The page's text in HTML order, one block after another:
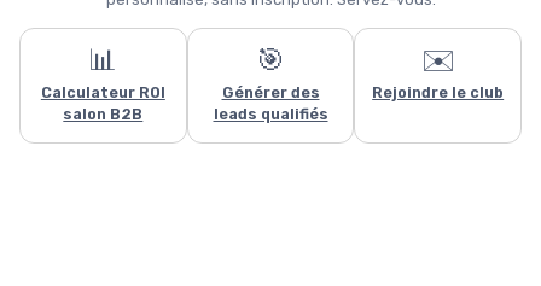
📊
Calculateur ROI
salon B2B
🎯
Générer des
leads qualifiés
✉️
Rejoindre le club
Ce site utilise des cookies et vous donne le contrôle sur ceux que
vous souhaitez activer
Tout accepter Personnaliser